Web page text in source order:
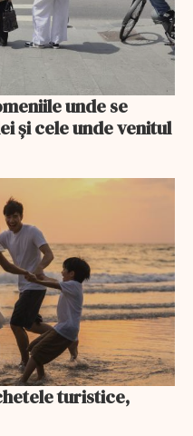
unde se
și cele unde venitul
turistice,